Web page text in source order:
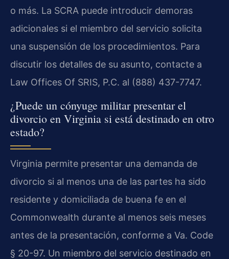
o más. La SCRA puede introducir demoras
adicionales si el miembro del servicio solicita
una suspensión de los procedimientos. Para
discutir los detalles de su asunto, contacte a
Law Offices Of SRIS, P.C. al (888) 437-7747.
¿Puede un cónyuge militar presentar el
divorcio en Virginia si está destinado en otro
estado?
Virginia permite presentar una demanda de
divorcio si al menos una de las partes ha sido
residente y domiciliada de buena fe en el
Commonwealth durante al menos seis meses
antes de la presentación, conforme a Va. Code
§ 20-97. Un miembro del servicio destinado en